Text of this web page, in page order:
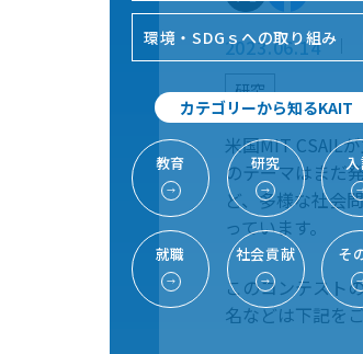
環境・SDGｓへの取り組み
カテゴリーから知るKAIT
教育
→
研究
→
就職
→
社会貢献
→
そ
2023.06.14
研究
米国MIT CSAIL
のテーマはまだ
ど、多様な社会
っています。
このコンテスト
名などは下記を